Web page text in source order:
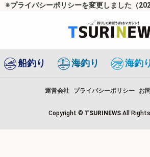
※プライバシーポリシーを変更しました（
船釣り 海釣り 海釣
運営会社 プライバシーポリシー お
Copyright © TSURINEWS All